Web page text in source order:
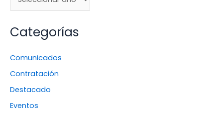
Categorías
Comunicados
Contratación
Destacado
Eventos